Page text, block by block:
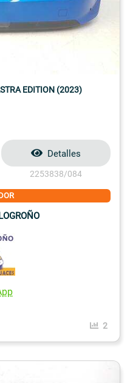
EDITION (2023)
Detalles
2253838/084
2